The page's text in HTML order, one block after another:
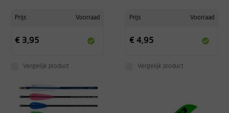
Prijs Voorraad
€ 3,95
Vergelijk product
Prijs Voorraad
€ 4,95
Vergelijk product